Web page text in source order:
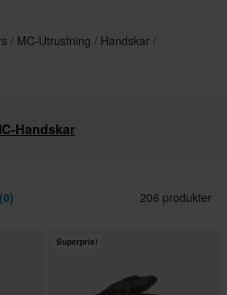
MC-Utrustning Handskar
Handskar
206 produkter
Superpris!